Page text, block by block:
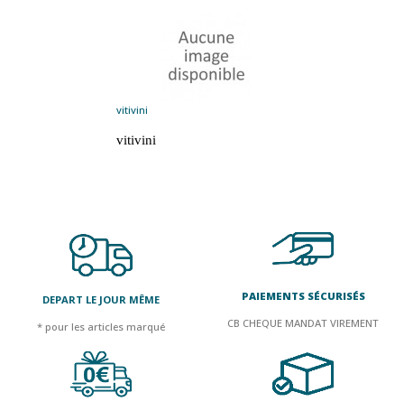
vitivini
vitivini
DEPART LE JOUR MÊME
* pour les articles marqué
PAIEMENTS SÉCURISÉS
CB CHEQUE MANDAT VIREMENT